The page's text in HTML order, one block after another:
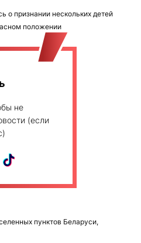
о признании нескольких детей
положении
не
(если
пунктов Беларуси,